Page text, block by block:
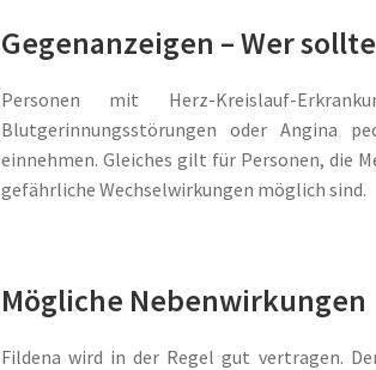
Gegenanzeigen – Wer
Personen mit Herz-Kreislauf-
Blutgerinnungsstörungen oder Angina
einnehmen. Gleiches gilt für Personen, die
gefährliche Wechselwirkungen möglich sind.
Mögliche Nebenwirkungen
Fildena wird in der Regel gut vertragen.